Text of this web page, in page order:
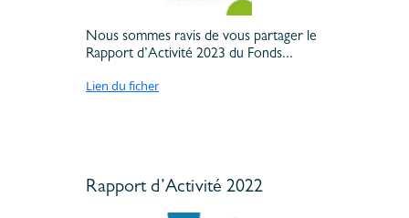
Nous sommes ravis de vous partager le
Rapport d’Activité 2023 du Fonds...
Lien du ficher
Rapport d’Activité 2022